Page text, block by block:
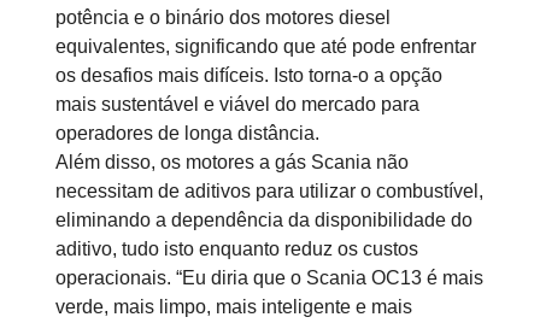
potência e o binário dos motores diesel
equivalentes, significando que até pode enfrentar
os desafios mais difíceis. Isto torna-o a opção
mais sustentável e viável do mercado para
operadores de longa distância.
Além disso, os motores a gás Scania não
necessitam de aditivos para utilizar o combustível,
eliminando a dependência da disponibilidade do
aditivo, tudo isto enquanto reduz os custos
operacionais. “Eu diria que o Scania OC13 é mais
verde, mais limpo, mais inteligente e mais